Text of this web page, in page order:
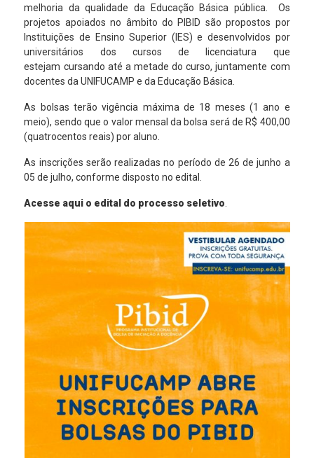
melhoria da qualidade da Educação Básica pública. Os
projetos apoiados no âmbito do PIBID são propostos por
Instituições de Ensino Superior (IES) e desenvolvidos por
universitários dos cursos de licenciatura que
estejam cursando até a metade do curso, juntamente com
docentes da UNIFUCAMP e da Educação Básica.
As bolsas terão vigência máxima de 18 meses (1 ano e
meio), sendo que o valor mensal da bolsa será de R$ 400,00
(quatrocentos reais) por aluno.
As inscrições serão realizadas no período de 26 de junho a
05 de julho, conforme disposto no edital.
Acesse aqui o edital do processo seletivo